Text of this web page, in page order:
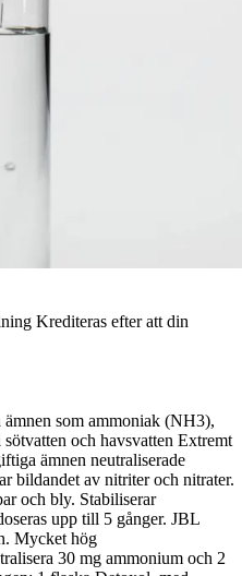
Krediteras efter att din
som ammoniak (NH3),
och havsvatten Extremt
ämnen neutraliserade
bildandet av nitriter och nitrater.
och bly. Stabiliserar
upp till 5 gånger. JBL
Mycket hög
30 mg ammonium och 2